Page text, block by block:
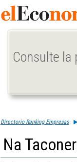
Consulte la
Directorio Ranking Empresas
Na